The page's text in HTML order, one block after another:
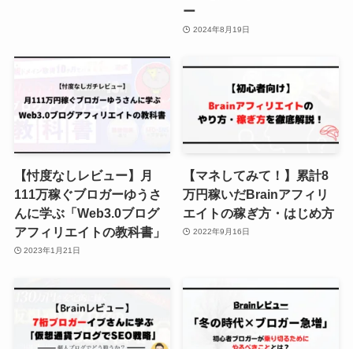
ー
2024年8月19日
【忖度なしレビュー】月
111万稼ぐブロガーゆうさ
んに学ぶ「Web3.0ブログ
アフィリエイトの教科書」
2023年1月21日
【マネしてみて！】累計8
万円稼いだBrainアフィリ
エイトの稼ぎ方・はじめ方
2022年9月16日